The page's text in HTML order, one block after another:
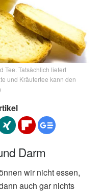
Tee. Tatsächlich liefert
und Kräutertee kann den
Darm
wir nicht essen,
auch gar nichts